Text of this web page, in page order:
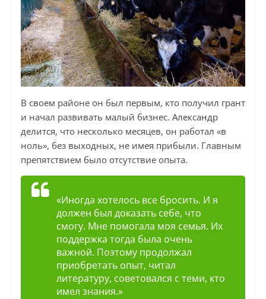
В своем районе он был первым, кто получил грант
и начал развивать малый бизнес. Александр
делится, что несколько месяцев, он работал «в
ноль», без выходных, не имея прибыли. Главным
препятствием было отсутствие опыта.
«Иногда хотелось все бросить. И я
должен был доказать себе, что
смогу. Мне помогала моя семья. Их
поддержка тогда была очень
важной. Поэтому продолжал
приобретать опыт, читал
литературу, советовался с теми, кто
имел знания.»